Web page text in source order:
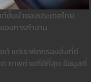
นนำของประเทศไทย
งการทำงาน
ต์ แต่เราคัดกรองสิ่งที่ดี
ด ภาพถ่ายที่ดีที่สุด ข้อมูลที่